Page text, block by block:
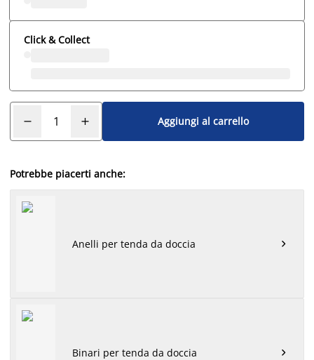
Click & Collect
Aggiungi al carrello
Potrebbe piacerti anche:
Anelli per tenda da doccia 
Binari per tenda da doccia 